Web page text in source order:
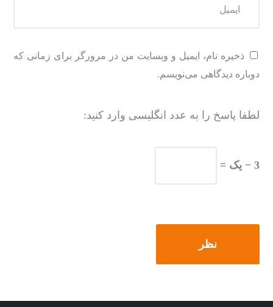
ذخیره نام، ایمیل و وبسایت من در مرورگر برای زمانی که
دوباره دیدگاهی می‌نویسم.
لطفا پاسخ را به عدد انگلیسی وارد کنید:
3 − یک =